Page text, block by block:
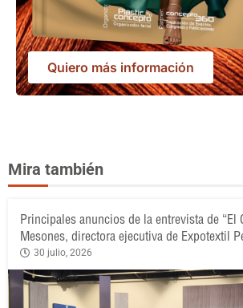
Quiero más información
Mira también
Principales anuncios de la entrevista de “El
Mesones, directora ejecutiva de Expotextil
30 julio, 2026